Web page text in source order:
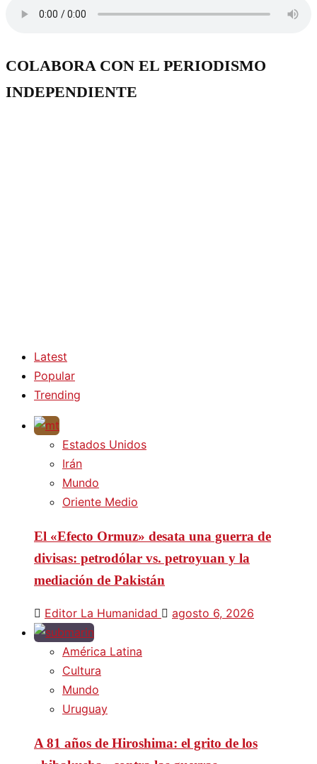
COLABORA CON EL PERIODISMO
INDEPENDIENTE
Latest
Popular
Trending
Estados Unidos
Irán
Mundo
Oriente Medio
El «Efecto Ormuz» desata una guerra de
divisas: petrodólar vs. petroyuan y la
mediación de Pakistán
Editor La Humanidad agosto 6, 2026
América Latina
Cultura
Mundo
Uruguay
A 81 años de Hiroshima: el grito de los